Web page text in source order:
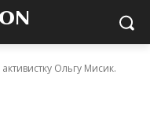
Ольгу Мисик.